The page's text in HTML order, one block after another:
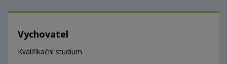
Vychovatel
Kvalifikační studium